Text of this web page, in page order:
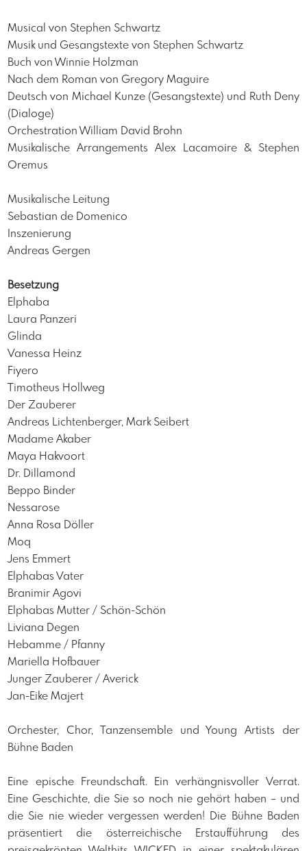
Musical von Stephen Schwartz
Musik und Gesangstexte von Stephen Schwartz
Buch von Winnie Holzman
Nach dem Roman von Gregory Maguire
Deutsch von Michael Kunze (Gesangstexte) und Ruth Deny
(Dialoge)
Orchestration William David Brohn
Musikalische Arrangements Alex Lacamoire & Stephen
Oremus
Musikalische Leitung
Sebastian de Domenico
Inszenierung
Andreas Gergen
Besetzung
Elphaba
Laura Panzeri
Glinda
Vanessa Heinz
Fiyero
Timotheus Hollweg
Der Zauberer
Andreas Lichtenberger, Mark Seibert
Madame Akaber
Maya Hakvoort
Dr. Dillamond
Beppo Binder
Nessarose
Anna Rosa Döller
Moq
Jens Emmert
Elphabas Vater
Branimir Agovi
Elphabas Mutter / Schön-Schön
Liviana Degen
Hebamme / Pfanny
Mariella Hofbauer
Junger Zauberer / Averick
Jan-Eike Majert
Orchester, Chor, Tanzensemble und Young Artists der
Bühne Baden
Eine epische Freundschaft. Ein verhängnisvoller Verrat.
Eine Geschichte, die Sie so noch nie gehört haben – und
die Sie nie wieder vergessen werden! Die Bühne Baden
präsentiert die österreichische Erstaufführung des